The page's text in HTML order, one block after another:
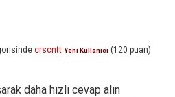
crscntt Yeni Kullanıcı (120 puan)
daha hızlı cevap alın